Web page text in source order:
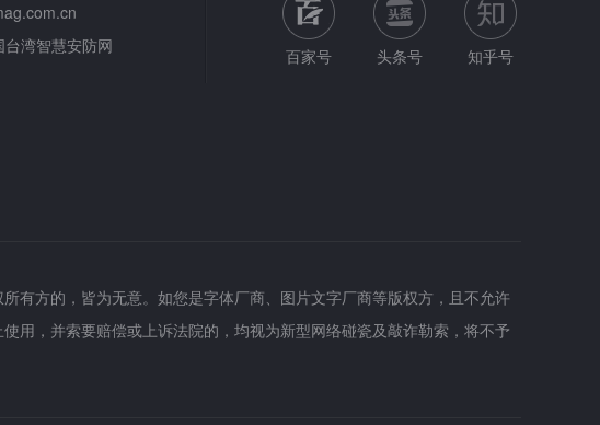
台湾智慧安防网
百家号 头条号 知乎号
有方的，皆为无意。如您是字体厂商、图片文字厂商等版权方，且不允许
用，并索要赔偿或上诉法院的，均视为新型网络碰瓷及敲诈勒索，将不予